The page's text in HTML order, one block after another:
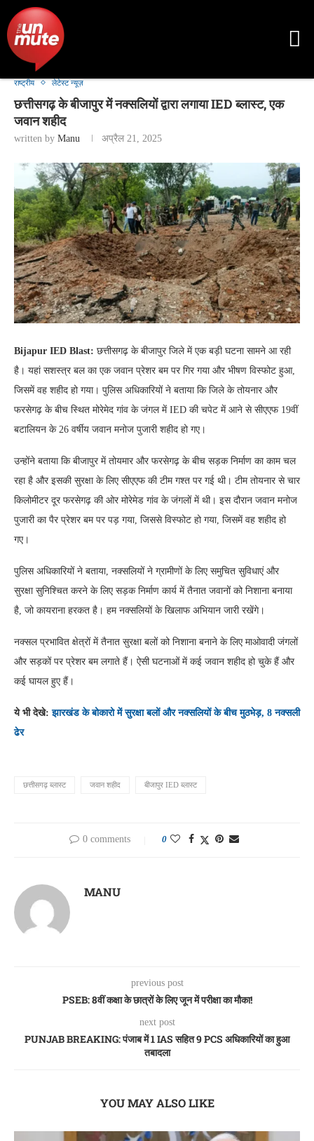
राष्ट्रीय लेटेस्ट न्यूज़
छत्तीसगढ़ के बीजापुर में नक्सलियों द्वारा लगाया IED ब्लास्ट, एक
जवान शहीद
written by Manu अप्रैल 21, 2025
Bijapur IED Blast: छत्तीसगढ़ के बीजापुर जिले में एक बड़ी घटना सामने आ रही
है। यहां सशस्त्र बल का एक जवान प्रेशर बम पर गिर गया और भीषण विस्फोट हुआ,
जिसमें वह शहीद हो गया। पुलिस अधिकारियों ने बताया कि जिले के तोयनार और
फरसेगढ़ के बीच स्थित मोरेमेद गांव के जंगल में IED की चपेट में आने से सीएएफ 19वीं
बटालियन के 26 वर्षीय जवान मनोज पुजारी शहीद हो गए।
उन्होंने बताया कि बीजापुर में तोयमार और फरसेगढ़ के बीच सड़क निर्माण का काम चल
रहा है और इसकी सुरक्षा के लिए सीएएफ की टीम गश्त पर गई थी। टीम तोयनार से चार
किलोमीटर दूर फरसेगढ़ की ओर मोरेमेड गांव के जंगलों में थी। इस दौरान जवान मनोज
पुजारी का पैर प्रेशर बम पर पड़ गया, जिससे विस्फोट हो गया, जिसमें वह शहीद हो
गए।
पुलिस अधिकारियों ने बताया, नक्सलियों ने ग्रामीणों के लिए समुचित सुविधाएं और
सुरक्षा सुनिश्चित करने के लिए सड़क निर्माण कार्य में तैनात जवानों को निशाना बनाया
है, जो कायराना हरकत है। हम नक्सलियों के खिलाफ अभियान जारी रखेंगे।
नक्सल प्रभावित क्षेत्रों में तैनात सुरक्षा बलों को निशाना बनाने के लिए माओवादी जंगलों
और सड़कों पर प्रेशर बम लगाते हैं। ऐसी घटनाओं में कई जवान शहीद हो चुके हैं और
कई घायल हुए हैं।
ये भी देखे:झारखंड के बोकारो में सुरक्षा बलों और नक्सलियों के बीच मुठभेड़, 8 नक्सली
ढेर
छत्तीसगढ़ ब्लास्ट जवान शहीद बीजापुर IED ब्लास्ट
0 comments 0
MANU
previous post
PSEB: 8वीं कक्षा के छात्रों के लिए जून में परीक्षा का मौका!
next post
PUNJAB BREAKING: पंजाब में 1 IAS सहित 9 PCS अधिकारियों का हुआ
तबादला
YOU MAY ALSO LIKE